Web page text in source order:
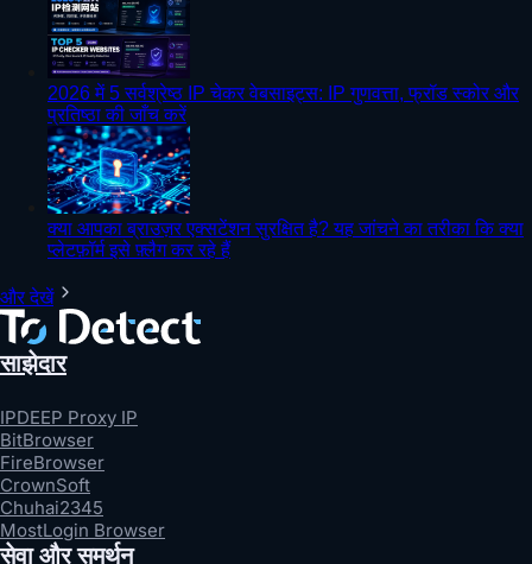
2026 में 5 सर्वश्रेष्ठ IP चेकर वेबसाइट्स: IP गुणवत्ता, फ्रॉड स्कोर और
प्रतिष्ठा की जाँच करें
क्या आपका ब्राउज़र एक्सटेंशन सुरक्षित है? यह जांचने का तरीका कि क्या
प्लेटफ़ॉर्म इसे फ़्लैग कर रहे हैं
और देखें
साझेदार
IPDEEP Proxy IP
BitBrowser
FireBrowser
CrownSoft
Chuhai2345
MostLogin Browser
सेवा और समर्थन